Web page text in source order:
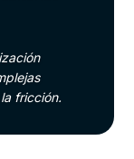
fricción.